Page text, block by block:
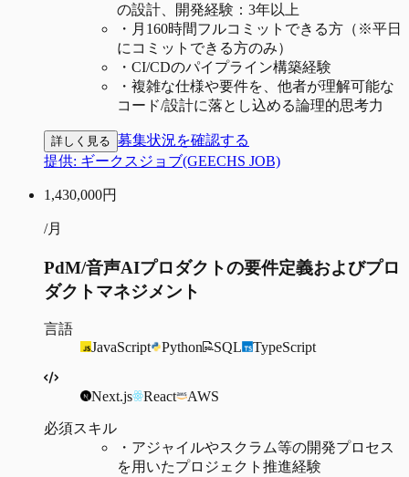
の設計、開発経験：3年以上
・ 月160時間フルコミットできる方（※平日
にコミットできる方のみ）
・ CI/CDのパイプライン構築経験
・ 複雑な仕様や要件を、他者が理解可能な
コード/設計に落とし込める論理的思考力
詳しく見る 募集状況を確認する
提供: ギークスジョブ(GEECHS JOB)
1,430,000円
/月
PdM/音声AIプロダクトの要件定義およびプロ
ダクトマネジメント
言語
JavaScript
Python SQL TypeScript
Next.js React AWS
必須スキル
・ アジャイルやスクラム等の開発プロセス
を用いたプロジェクト推進経験